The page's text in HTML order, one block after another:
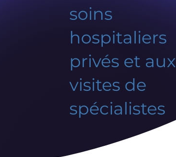
soins
hospitaliers
privés et aux
visites de
spécialistes